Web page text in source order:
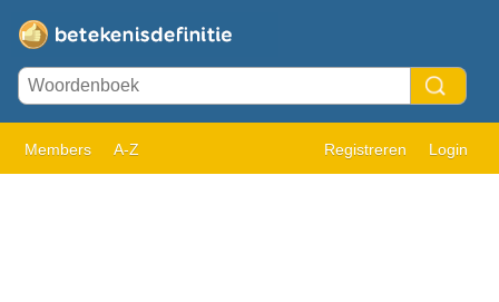
Members A-Z Registreren Login